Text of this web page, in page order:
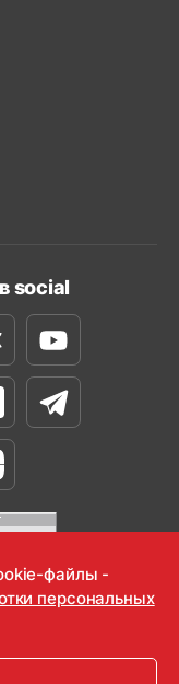
social
Youtube
Телеграм
Дзен
файлы -
персональных